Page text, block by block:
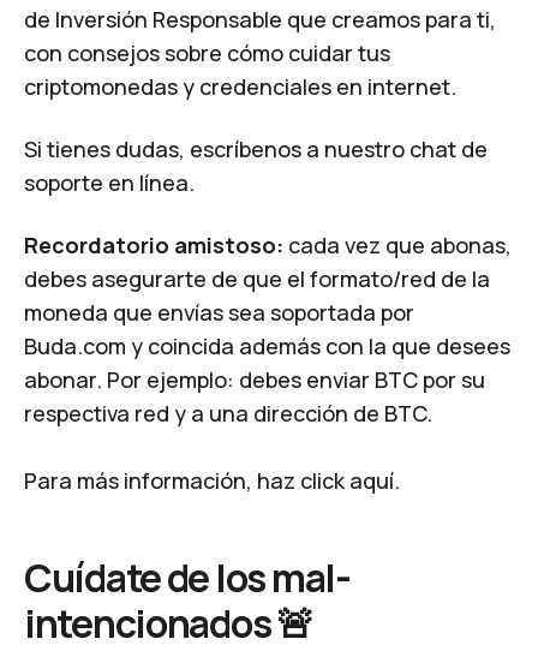
de Inversión Responsable que creamos para ti,
con consejos sobre cómo cuidar tus
criptomonedas y credenciales en internet.
Si tienes dudas, escríbenos a nuestro chat de
soporte en línea.
Recordatorio amistoso: cada vez que abonas,
debes asegurarte de que el formato/red de la
moneda que envías sea soportada por
Buda.com y coincida además con la que desees
abonar. Por ejemplo: debes enviar BTC por su
respectiva red y a una dirección de BTC.
Para más información, haz click aquí.
Cuídate de los mal-
intencionados 🚨